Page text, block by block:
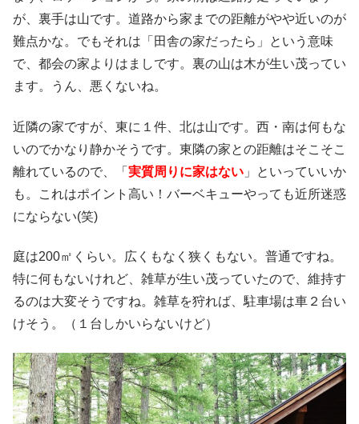
が、裏手は山です。道路から家までの距離がやや近いのが
難点かな。でもそれは「田舎の家だったら」という意味
で、都会の家よりはましです。裏の山は木が生い茂ってい
ます。うん、悪くないね。
近隣の家ですが、東に１件、北は山です。西・南は何もな
いのでかなり静かそうです。東隣の家との距離はそこそこ
離れているので、「 実質周りに家はない 」といっていいか
も。これはポイント高い！バーベキューやっても近所迷惑
にならない(笑)
庭は200㎡くらい。広くもなく狭くもない。普通ですね。
特に何もないけれど、雑草が生い茂っていたので、維持す
るのは大変そうですね。雑草を狩れば、駐車場は車２台い
けそう。（１台しかいらないけど）